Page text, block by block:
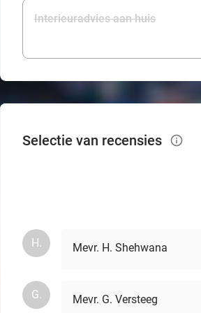
Interieuradvies aan huis
Selectie van recensies info_outlined
H. Mevr. H. Shehwana
G.
Mevr. G. Versteeg